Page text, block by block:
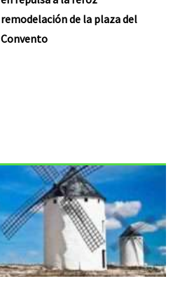
remodelación de la plaza del
Convento